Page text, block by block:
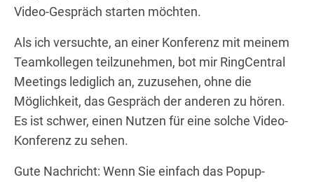
Video-Gespräch starten möchten.
Als ich versuchte, an einer Konferenz mit meinem
Teamkollegen teilzunehmen, bot mir RingCentral
Meetings lediglich an, zuzusehen, ohne die
Möglichkeit, das Gespräch der anderen zu hören.
Es ist schwer, einen Nutzen für eine solche Video-
Konferenz zu sehen.
Gute Nachricht: Wenn Sie einfach das Popup-